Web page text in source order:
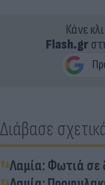
Κάνε
Flash.gr
Διάβασε
Λαμία: Φωτιά σε